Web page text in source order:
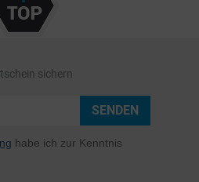
sichern
SENDEN
habe ich zur Kenntnis